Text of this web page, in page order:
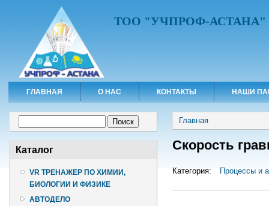
ТОО "УЧПРОФ-АСТАНА"
ГЛАВНАЯ О НАС КОНТАКТЫ НАШИ
Каталог
VR ТРЕНАЖЕР ПО ХИМИИ,
БИОЛОГИИ И ФИЗИКЕ
АВТОДЕЛО
Вы здесь
Главная
Скорость
Категория: Процессы и